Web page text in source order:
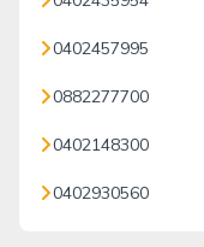
0402457995
0882277700
0402148300
0402930560